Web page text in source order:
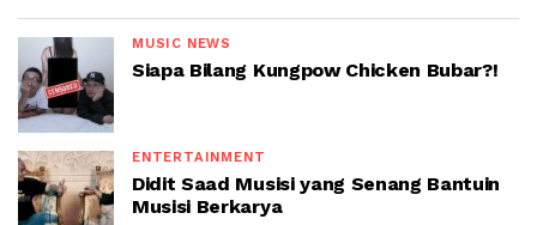
MUSIC NEWS
Siapa Bilang Kungpow Chicken Bubar?!
ENTERTAINMENT
Didit Saad Musisi yang Senang Bantuin
Musisi Berkarya